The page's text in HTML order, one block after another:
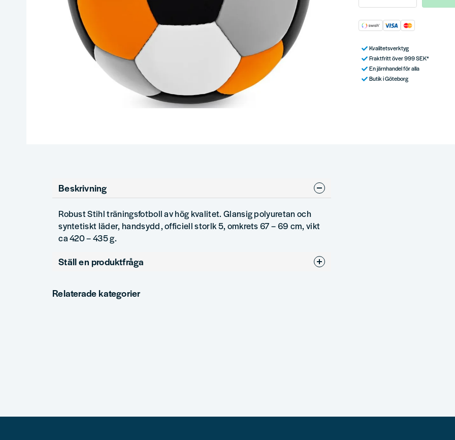
Kvalitetsverktyg
Fraktfritt över 999 SEK*
En järnhandel för alla
Butik i Göteborg
Beskrivning
Robust Stihl träningsfotboll av hög kvalitet. Glansig polyuretan och
syntetiskt läder, handsydd, officiell storlk 5, omkrets 67 – 69 cm, vikt
ca 420 – 435 g.
Ställ en produktfråga
Fråga oss något om denna produkten...
Relaterade kategorier